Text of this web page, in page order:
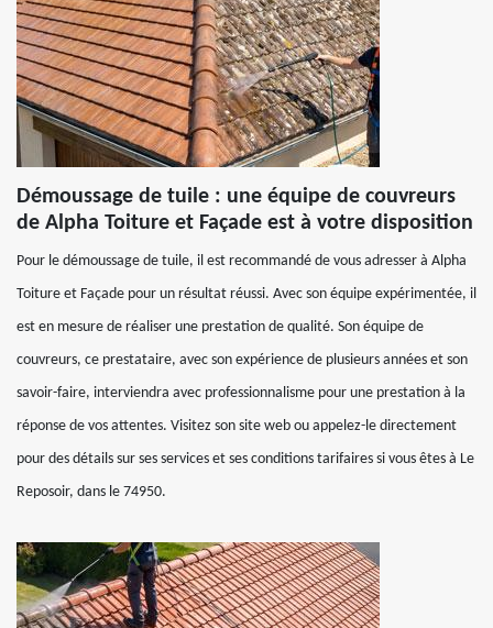
Démoussage de tuile : une équipe de couvreurs
de Alpha Toiture et Façade est à votre disposition
Pour le démoussage de tuile, il est recommandé de vous adresser à Alpha
Toiture et Façade pour un résultat réussi. Avec son équipe expérimentée, il
est en mesure de réaliser une prestation de qualité. Son équipe de
couvreurs, ce prestataire, avec son expérience de plusieurs années et son
savoir-faire, interviendra avec professionnalisme pour une prestation à la
réponse de vos attentes. Visitez son site web ou appelez-le directement
pour des détails sur ses services et ses conditions tarifaires si vous êtes à Le
Reposoir, dans le 74950.